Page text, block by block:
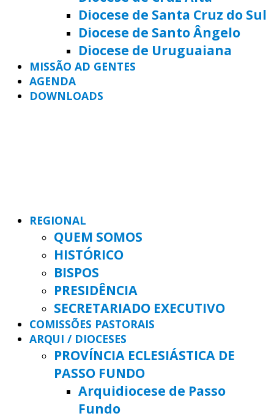
Diocese de Santa Cruz do Sul
Diocese de Santo Ângelo
Diocese de Uruguaiana
MISSÃO AD GENTES
AGENDA
DOWNLOADS
REGIONAL
QUEM SOMOS
HISTÓRICO
BISPOS
PRESIDÊNCIA
SECRETARIADO EXECUTIVO
COMISSÕES PASTORAIS
ARQUI / DIOCESES
PROVÍNCIA ECLESIÁSTICA DE
PASSO FUNDO
Arquidiocese de Passo
Fundo